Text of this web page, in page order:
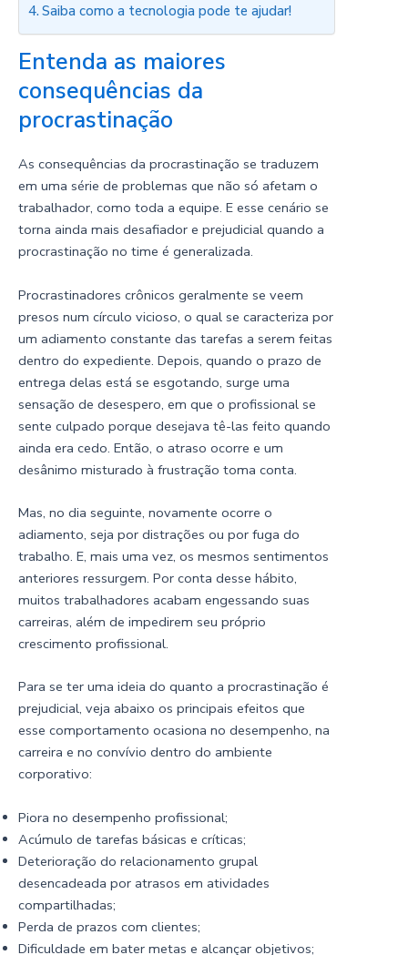
Saiba como a tecnologia pode te ajudar!
Entenda as maiores
consequências da
procrastinação
As consequências da procrastinação se traduzem
em uma série de problemas que não só afetam o
trabalhador, como toda a equipe. E esse cenário se
torna ainda mais desafiador e prejudicial quando a
procrastinação no time é generalizada.
Procrastinadores crônicos geralmente se veem
presos num círculo vicioso, o qual se caracteriza por
um adiamento constante das tarefas a serem feitas
dentro do expediente. Depois, quando o prazo de
entrega delas está se esgotando, surge uma
sensação de desespero, em que o profissional se
sente culpado porque desejava tê-las feito quando
ainda era cedo. Então, o atraso ocorre e um
desânimo misturado à frustração toma conta.
Mas, no dia seguinte, novamente ocorre o
adiamento, seja por distrações ou por fuga do
trabalho. E, mais uma vez, os mesmos sentimentos
anteriores ressurgem. Por conta desse hábito,
muitos trabalhadores acabam engessando suas
carreiras, além de impedirem seu próprio
crescimento profissional.
Para se ter uma ideia do quanto a procrastinação é
prejudicial, veja abaixo os principais efeitos que
esse comportamento ocasiona no desempenho, na
carreira e no convívio dentro do ambiente
corporativo:
Piora no desempenho profissional;
Acúmulo de tarefas básicas e críticas;
Deterioração do relacionamento grupal
desencadeada por atrasos em atividades
compartilhadas;
Perda de prazos com clientes;
Dificuldade em bater metas e alcançar objetivos;